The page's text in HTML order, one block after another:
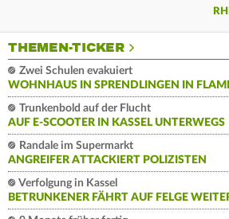
THEMEN-TICKER
Zwei Schulen evakuiert
WOHNHAUS IN SPRENDLINGEN IN
Trunkenbold auf der Flucht
AUF E-SCOOTER IN KASSEL UNTERWEGS
Randale im Supermarkt
ANGREIFER ATTACKIERT POLIZISTEN
Verfolgung in Kassel
BETRUNKENER FÄHRT AUF FELGE